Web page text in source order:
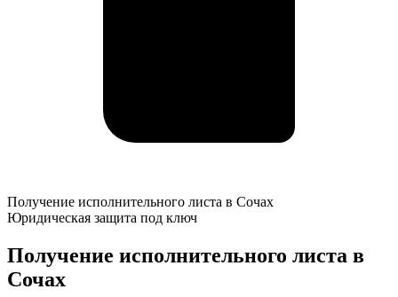
Получение
исполнительного
в
Сочах
Получение исполнительного листа в Сочах
Юридическая защита под ключ
Получение исполнительного листа в
Сочах